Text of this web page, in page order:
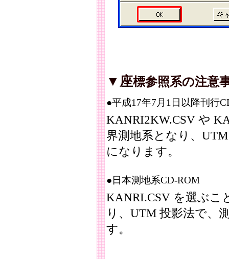
▼座標参照系の注意
●平成17年7月1日以降刊行
KANRI2KW.CSV や
界測地系となり、
になります。
●日本測地系CD-ROM
KANRI.CSV を選ぶこ
り、UTM 投影法で、
す。